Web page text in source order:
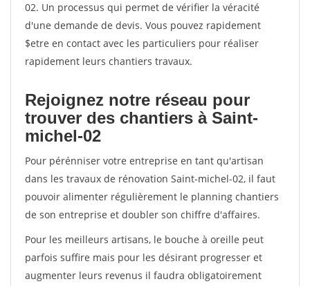
02. Un processus qui permet de vérifier la véracité
d'une demande de devis. Vous pouvez rapidement
$etre en contact avec les particuliers pour réaliser
rapidement leurs chantiers travaux.
Rejoignez notre réseau pour
trouver des chantiers à Saint-
michel-02
Pour pérénniser votre entreprise en tant qu'artisan
dans les travaux de rénovation Saint-michel-02, il faut
pouvoir alimenter régulièrement le planning chantiers
de son entreprise et doubler son chiffre d'affaires.
Pour les meilleurs artisans, le bouche à oreille peut
parfois suffire mais pour les désirant progresser et
augmenter leurs revenus il faudra obligatoirement